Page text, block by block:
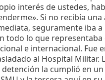
interés de ustedes,
Si no recibía una
seguramente iba
todo lo que representaba
e internacional. Fue
al Hospital Militar.
detención la cumplió en